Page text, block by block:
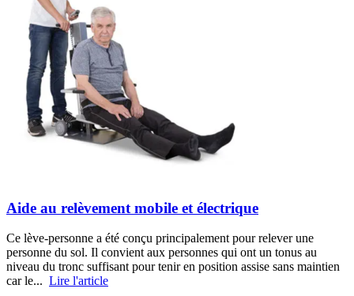
Aide au relèvement mobile et électrique
Ce lève-personne a été conçu principalement pour relever une
personne du sol. Il convient aux personnes qui ont un tonus au
niveau du tronc suffisant pour tenir en position assise sans maintien
car le... Lire l'article